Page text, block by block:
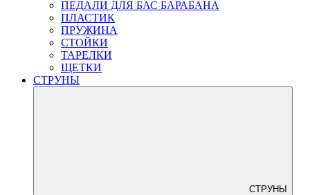
ПЕДАЛИ ДЛЯ БАС БАРАБАНА
ПЛАСТИК
ПРУЖИНА
СТОЙКИ
ТАРЕЛКИ
ЩЕТКИ
СТРУНЫ
СТРУНЫ